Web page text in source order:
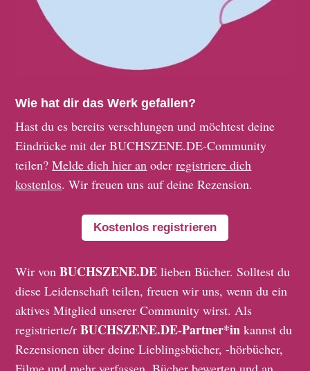
Wie hat dir das Werk gefallen?
Hast du es bereits verschlungen und möchtest deine
Eindrücke mit der BUCHSZENE.DE-Community
teilen?Melde dich hier an oderregistriere dich
kostenlos. Wir freuen uns auf deine Rezension.
Kostenlos registrieren
Wir vonBUCHSZENE.DE lieben Bücher. Solltest du
diese Leidenschaft teilen, freuen wir uns, wenn du ein
aktives Mitglied unserer Community wirst. Als
registrierte/rBUCHSZENE.DE-Partner*in kannst du
Rezensionen über deine Lieblingsbücher, -hörbücher,